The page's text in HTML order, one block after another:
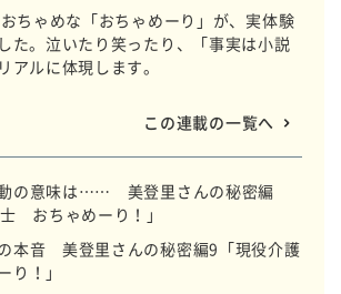
ちゃめな「おちゃめーり」が、実体験
た。泣いたり笑ったり、「事実は小説
アルに体現します。
この連載の一覧へ
の意味は…… 美登里さんの秘密編
おちゃめーり！」
本音 美登里さんの秘密編9「現役介護
！」